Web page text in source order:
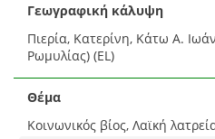
Γεωγραφική κάλυψη
Πιερία, Κατερίνη, Κάτω Α.
Ρωμυλίας) (EL)
Θέμα
Κοινωνικός βίος, Λαϊκή